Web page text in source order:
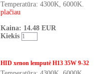
Temperatūra: 4300K, 6000K.
plačiau
Kaina: 14.48 EUR
Kiekis
HID xenon lemputė H13 35W 9-32